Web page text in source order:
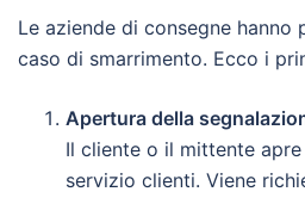
Le aziende di consegne hanno
caso di smarrimento. Ecco i
Apertura della
Il cliente o il mittente
servizio clienti. Viene